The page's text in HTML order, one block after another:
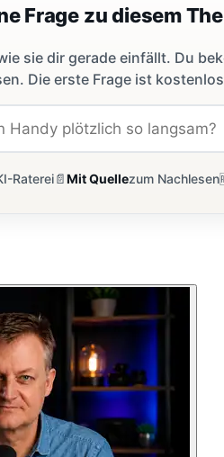
Frage zu diesem
sie dir gerade einfällt. Du
Die erste Frage ist
Raterei📄Mit Quellezum Nachlesen